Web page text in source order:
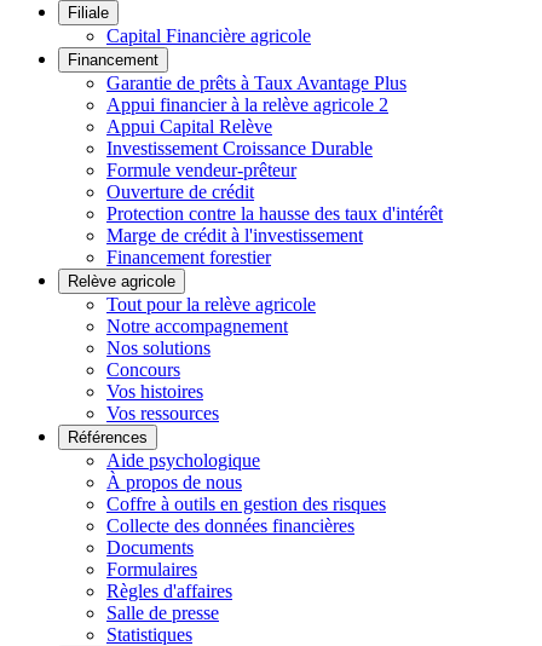
Filiale
Capital Financière agricole
Financement
Garantie de prêts à Taux Avantage Plus
Appui financier à la relève agricole 2
Appui Capital Relève
Investissement Croissance Durable
Formule vendeur-prêteur
Ouverture de crédit
Protection contre la hausse des taux d'intérêt
Marge de crédit à l'investissement
Financement forestier
Relève agricole
Tout pour la relève agricole
Notre accompagnement
Nos solutions
Concours
Vos histoires
Vos ressources
Références
Aide psychologique
À propos de nous
Coffre à outils en gestion des risques
Collecte des données financières
Documents
Formulaires
Règles d'affaires
Salle de presse
Statistiques